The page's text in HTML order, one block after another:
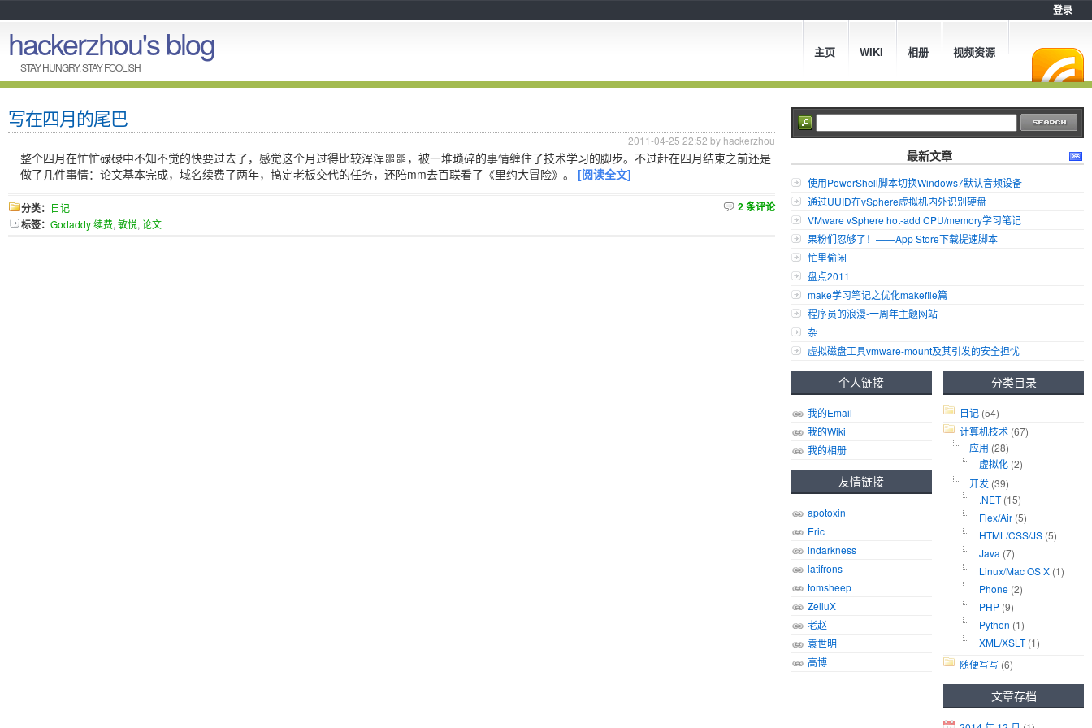
登录
主页 WIKI 相册 视频资源
hackerzhou's blog
STAY HUNGRY, STAY FOOLISH
最新文章
使用PowerShell脚本切换Windows7默认音频设备
通过UUID在vSphere虚拟机内外识别硬盘
VMware vSphere hot-add CPU/memory学习笔记
果粉们忍够了！——App Store下载提速脚本
忙里偷闲
盘点2011
make学习笔记之优化makefile篇
程序员的浪漫-一周年主题网站
杂
虚拟磁盘工具vmware-mount及其引发的安全担忧
分类目录
日记 (54)
计算机技术 (67)
应用 (28)
虚拟化 (2)
开发 (39)
.NET(15)
Flex/Air (5)
HTML/CSS/JS (5)
Java (7)
Linux/Mac OS X (1)
Phone (2)
PHP (9)
Python (1)
XML/XSLT(1)
随便写写 (6)
文章存档
个人链接
我的Email
我的Wiki
我的相册
友情链接
apotoxin
Eric
indarkness
latifrons
tomsheep
ZelluX
老赵
袁世明
高博
写在四月的尾巴
2011-04-25 22:52 by hackerzhou
整个四月在忙忙碌碌中不知不觉的快要过去了，感觉这个月过得比较浑浑噩噩，被一堆琐碎的事情缠住了技术学习的脚步。不过赶在四月结束之前还是
做了几件事情：论文基本完成，域名续费了两年，搞定老板交代的任务，还陪mm去百联看了《里约大冒险》。 [阅读全文]
2 条评论
分类： 日记
标签： Godaddy 续费, 敏悦, 论文